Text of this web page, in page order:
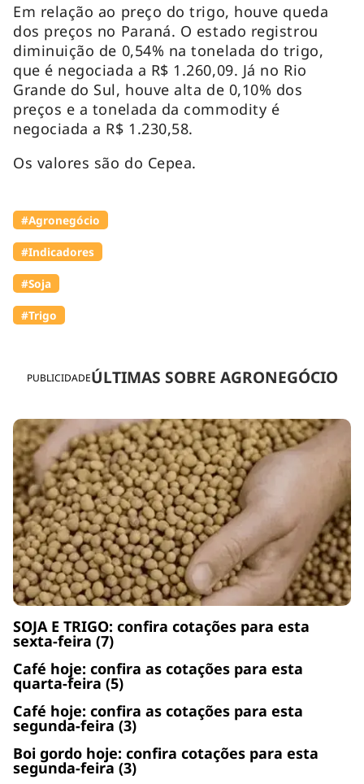
PUBLICIDADEÚLTIMAS SOBRE AGRONEGÓCIO
SOJA E TRIGO: confira cotações para esta
sexta-feira (7)
Café hoje: confira as cotações para esta
quarta-feira (5)
Café hoje: confira as cotações para esta
segunda-feira (3)
Boi gordo hoje: confira cotações para esta
segunda-feira (3)
Em relação ao preço do trigo, houve queda
dos preços no Paraná. O estado registrou
diminuição de 0,54% na tonelada do trigo,
que é negociada a R$ 1.260,09. Já no Rio
Grande do Sul, houve alta de 0,10% dos
preços e a tonelada da commodity é
negociada a R$ 1.230,58.
Os valores são do Cepea.
#Agronegócio
#Indicadores
#Soja
#Trigo